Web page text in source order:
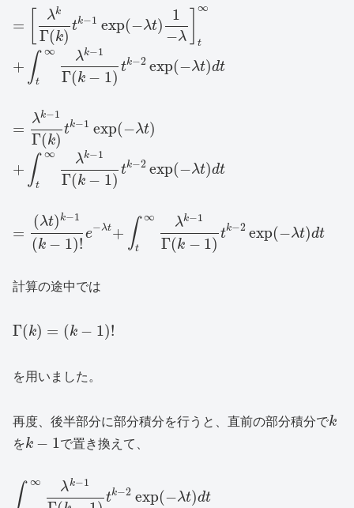
=
λk
Γ(k)
tk−1 exp(−λt)
1
−λ
∞
t
+ ∫ ∞
t
λk−1
Γ(k − 1)
tk−2 exp(−λt)dt
=
λk−1
Γ(k)
tk−1 exp(−λt)
+ ∫ ∞
t
λk−1
Γ(k − 1)
tk−2 exp(−λt)dt
=
(λt)k−1
(k − 1 )!
e−λt+ ∫ ∞
t
λk−1
Γ(k − 1 )
tk−2 exp(−λt)dt
計算の途中では
Γ(k) = (k − 1)!
を用いました。
再度、後半部分に部分積分を行うと、直前の部分積分でk
をk − 1 で置き換えて、
∫ ∞ λk−1
tk−2 exp(−λt)dt